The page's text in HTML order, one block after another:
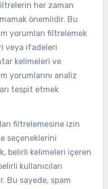
her zaman
önemlidir. Bu
yorumları filtrelemek
veya ifadeleri
kelimeleri ve
yorumlarını analiz
tespit etmek
filtrelemesine izin
seçeneklerini
belirli kelimeleri içeren
kullanıcıları
Bu sayede, spam